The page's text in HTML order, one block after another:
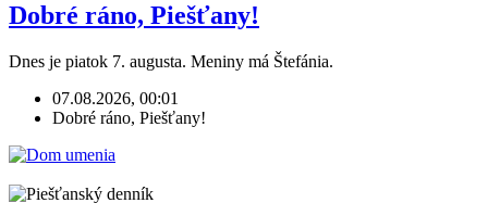
Dobré ráno, Piešťany!
Dnes je piatok 7. augusta. Meniny má Štefánia.
07.08.2026, 00:01
Dobré ráno, Piešťany!